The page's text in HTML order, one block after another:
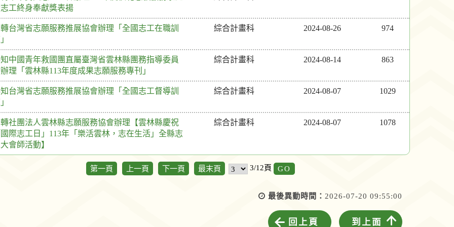
工終身奉獻獎表揚
台灣省志願服務推展協會辦理「全國志工在職訓
綜合計畫科 2024-08-26 974
中國青年救國團直屬臺灣省雲林縣團務指導委員
理「雲林縣113年度成果志願服務專刊」
綜合計畫科 2024-08-14 863
台灣省志願服務推展協會辦理「全國志工督導訓
綜合計畫科 2024-08-07 1029
社團法人雲林縣志願服務協會辦理【雲林縣慶祝
際志工日」113年「樂活雲林，志在生活」全縣志
會師活動】
綜合計畫科 2024-08-07 1078
第一頁 上一頁 下一頁 最末頁 3/12頁 GO
最後異動時間： 2026-07-20 09:55:00
回上頁 到上面